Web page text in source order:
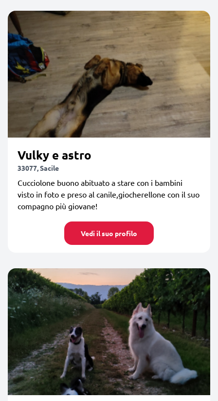
Vulky e astro
33077, Sacile
Cucciolone buono abituato a stare con i bambini
visto in foto e preso al canile,giocherellone con il suo
compagno più giovane!
Vedi il suo profilo